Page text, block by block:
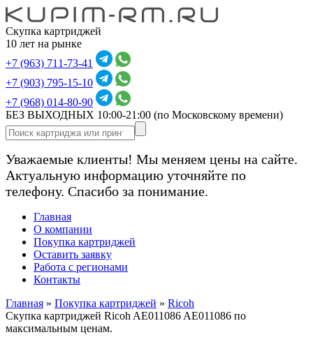
Скупка картриджей
10 лет на рынке
+7 (963) 711-73-41
+7 (903) 795-15-10
+7 (968) 014-80-90
БЕЗ ВЫХОДНЫХ 10:00-21:00 (по Московскому времени)
Уважаемые клиенты! Мы меняем цены на сайте.
Актуальную информацию уточняйте по
телефону. Спасибо за понимание.
Главная
О компании
Покупка картриджей
Оставить заявку
Работа с регионами
Контакты
Главная » Покупка картриджей » Ricoh
Скупка картриджей Ricoh AE011086 AE011086 по
максимальным ценам.